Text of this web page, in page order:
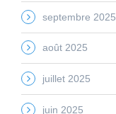
septembre 2025
août 2025
juillet 2025
juin 2025